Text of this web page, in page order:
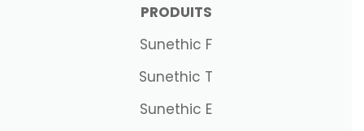
PRODUITS
Sunethic F
Sunethic T
Sunethic E